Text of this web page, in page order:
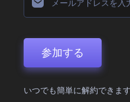
参加する
いつでも簡単に解約できます